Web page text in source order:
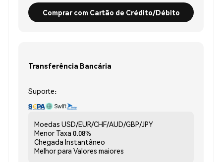
Comprar com Cartão de Crédito/Débito
Transferência Bancária
Suporte:
Moedas USD/EUR/CHF/AUD/GBP/JPY
Menor Taxa 0.08%
Chegada Instantâneo
Melhor para Valores maiores